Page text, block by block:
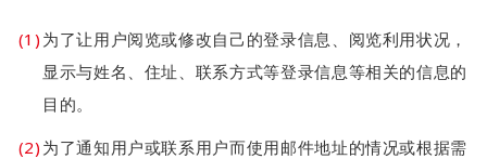
为了让用户阅览或修改自己的登录信息、阅览利用状况，
显示与姓名、住址、联系方式等登录信息等相关的信息的
目的。
为了通知用户或联系用户而使用邮件地址的情况或根据需